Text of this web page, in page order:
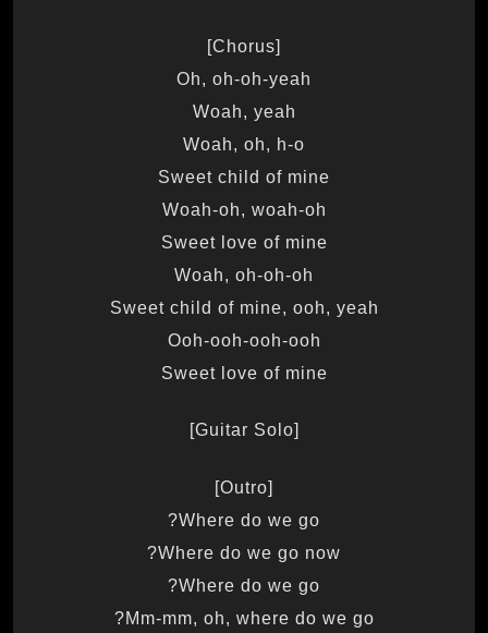
[Chorus]
Oh, oh-oh-yeah
Woah, yeah
Woah, oh, h-o
Sweet child of mine
Woah-oh, woah-oh
Sweet love of mine
Woah, oh-oh-oh
Sweet child of mine, ooh, yeah
Ooh-ooh-ooh-ooh
Sweet love of mine
[Guitar Solo]
[Outro]
Where do we go?
Where do we go now?
Where do we go?
Mm-mm, oh, where do we go?